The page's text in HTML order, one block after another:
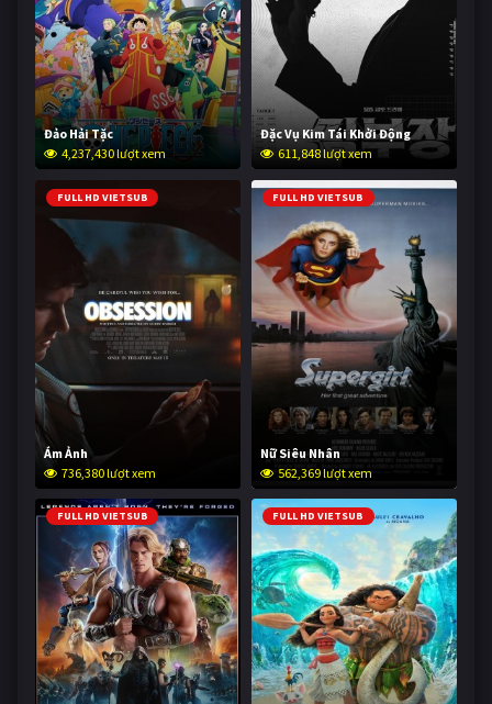
Đảo Hải Tặc
4,237,430 lượt xem
Đặc Vụ Kim Tái Khởi Động
611,848 lượt xem
FULL HD VIETSUB
Ám Ảnh
736,380 lượt xem
FULL HD VIETSUB
Nữ Siêu Nhân
562,369 lượt xem
FULL HD VIETSUB FULL HD VIETSUB